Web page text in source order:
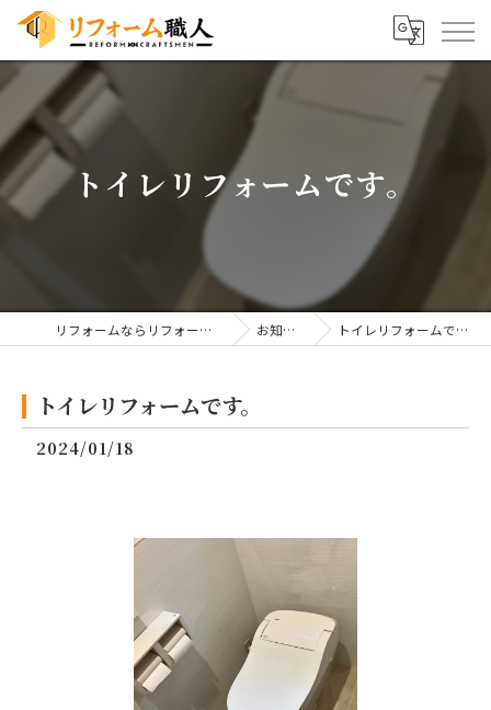
トイレリフォームです。
リフォームならリフォーム職人 お知らせ トイレリフォームです。
トイレリフォームです。
2024/01/18